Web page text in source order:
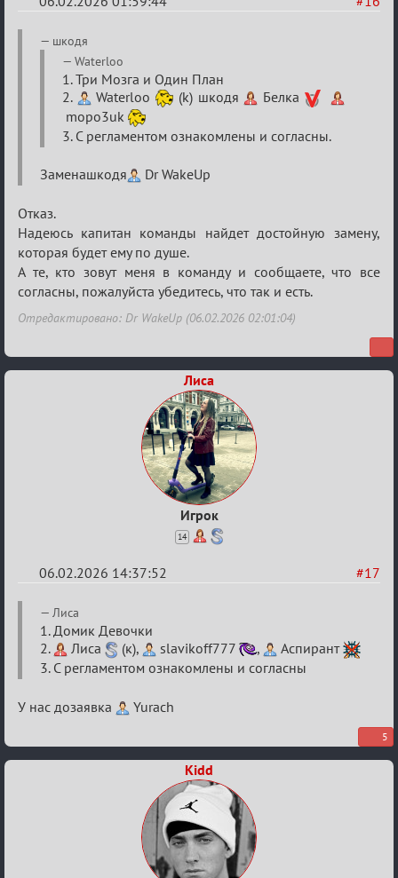
Re:
Кубок
сумеречных
разборок
шкодя
Waterloo
1. Три Мозга и Один План
2.
Waterloo (k) шкодя
Белка
mopo3uk
3. С регламентом ознакомлены и согласны.
Заменашкодя Dr WakeUp
Отказ.
Надеюсь капитан команды найдет достойную замену,
которая будет ему по душе.
А те, кто зовут меня в команду и сообщаете, что все
согласны, пожалуйста убедитесь, что так и есть.
Отредактировано: Dr WakeUp (06.02.2026 02:01:04)
Лиса
Игрок
14
#17
06.02.2026 14:37:52
Re:
XV
Кубок
сумеречных
разборок
Лиса
1. Домик Девочки
2.
Лиса (к), slavikoff777 ,
Аспирант
3. С регламентом ознакомлены и согласны
У нас дозаявка Yurach
5
Kidd